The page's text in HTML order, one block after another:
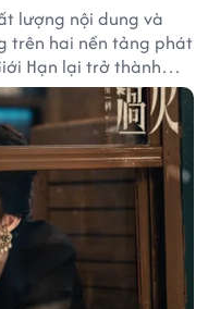
lượng nội dung và
trên hai nền tảng phát
Hạn lại trở thành
mại.